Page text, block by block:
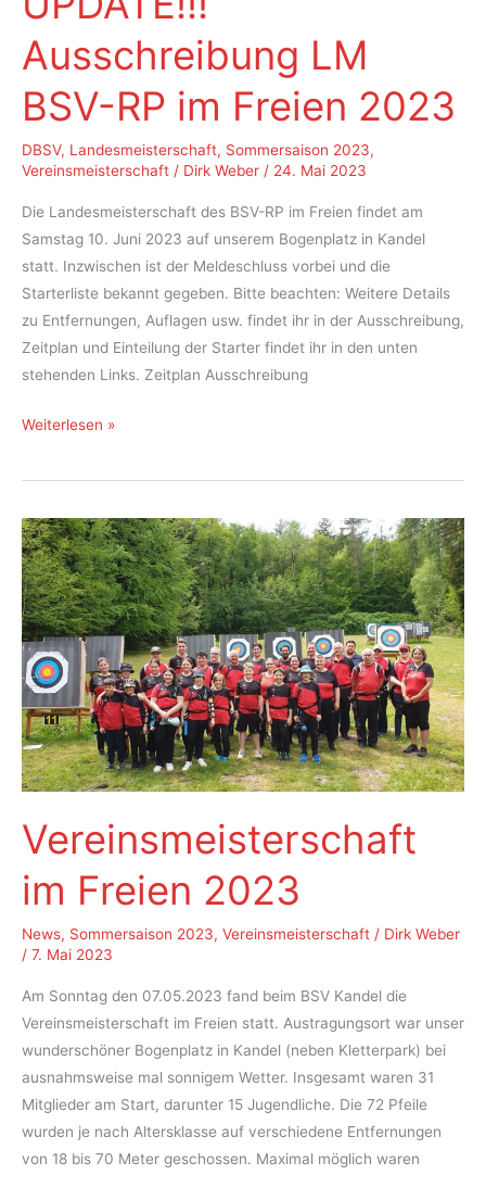
Ausschreibung LM
BSV-RP im Freien 2023
DBSV, Landesmeisterschaft, Sommersaison 2023,
Vereinsmeisterschaft / Dirk Weber / 24. Mai 2023
Die Landesmeisterschaft des BSV-RP im Freien findet am
Samstag 10. Juni 2023 auf unserem Bogenplatz in Kandel
statt. Inzwischen ist der Meldeschluss vorbei und die
Starterliste bekannt gegeben. Bitte beachten: Weitere Details
zu Entfernungen, Auflagen usw. findet ihr in der Ausschreibung,
Zeitplan und Einteilung der Starter findet ihr in den unten
stehenden Links. Zeitplan Ausschreibung
UPDATE!!!
LM
RP
im
Freien
2023
Weiterlesen »
Vereinsmeisterschaft
im Freien 2023
News, Sommersaison 2023, Vereinsmeisterschaft / Dirk Weber
/ 7. Mai 2023
Am Sonntag den 07.05.2023 fand beim BSV Kandel die
Vereinsmeisterschaft im Freien statt. Austragungsort war unser
wunderschöner Bogenplatz in Kandel (neben Kletterpark) bei
ausnahmsweise mal sonnigem Wetter. Insgesamt waren 31
Mitglieder am Start, darunter 15 Jugendliche. Die 72 Pfeile
wurden je nach Altersklasse auf verschiedene Entfernungen
von 18 bis 70 Meter geschossen. Maximal möglich waren